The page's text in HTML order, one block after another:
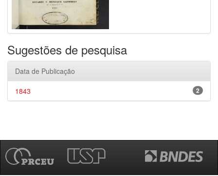
Sugestões de pesquisa
Data de Publicação
2
1843